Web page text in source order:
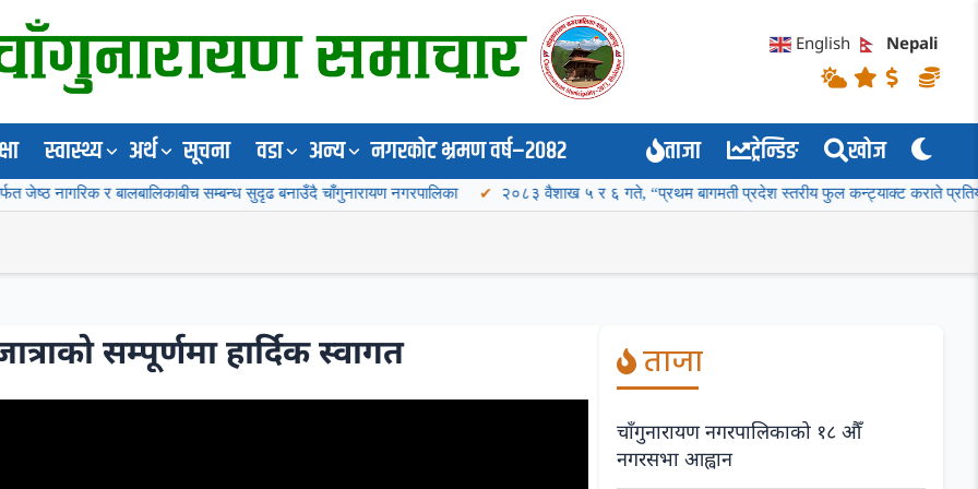
English Nepali
स्वास्थ्य अर्थ सूचना वडा अन्य नगरकोट भ्रमण वर्ष–२०८२ ताजा ट्रेन्डिङ खोज
बालबालिकाबीच सम्बन्ध सुदृढ बनाउँदै चाँगुनारायण नगरपालिका २०८३ वैशाख ५ र ६ गते, “प्रथम बागमती प्रदेश स्तरीय फुल कन्ट्याक्ट कराते प्रतियोगिता २०८३”
सम्पूर्णमा हार्दिक स्वागत ताजा
चाँगुनारायण नगरपालिकाको १८ औँ
नगरसभा आह्वान